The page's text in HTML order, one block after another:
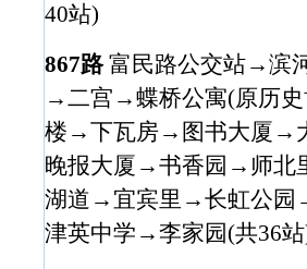
40站)
867路富民路公交站→滨
→二宫→蝶桥公寓(原历
楼→下瓦房→图书大厦→
晚报大厦→书香园→师
湖道→宜宾里→长虹公
津英中学→李家园(共36